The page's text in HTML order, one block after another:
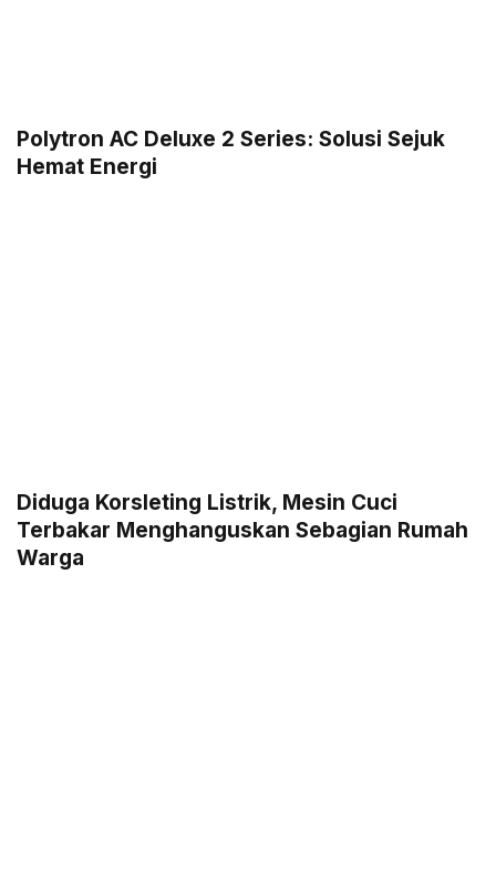
Polytron AC Deluxe 2 Series: Solusi Sejuk
Hemat Energi
Diduga Korsleting Listrik, Mesin Cuci
Terbakar Menghanguskan Sebagian Rumah
Warga